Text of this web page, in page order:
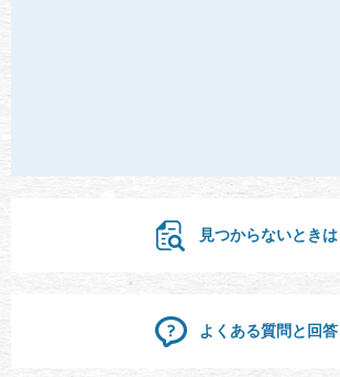
見つからないときは
よくある質問と回答